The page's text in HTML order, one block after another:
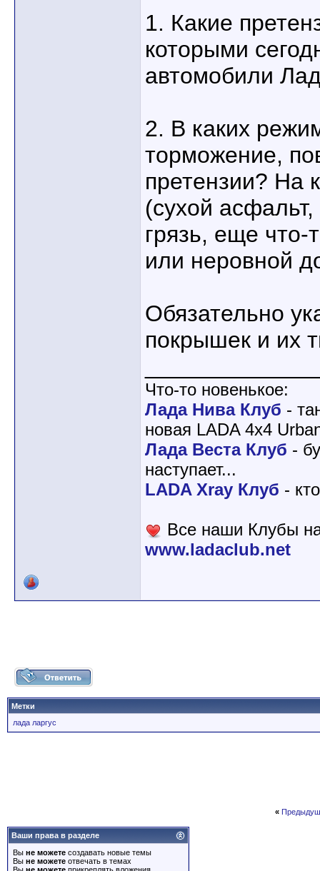
1. Какие
которыми
автомобили
2. В каких
торможение,
претензии? На
(сухой
грязь, еще что-
или неровной
Обязательно
покрышек и их
Что-то новенькое:
Лада Нива Клуб -
новая LADA 4x4
Лада Веста Клуб -
наступает...
LADA Xray Клуб -
Все наши Клубы
www.ladaclub.net
Метки
лада ларгус
«
Ваши права в разделе
Вы не можете создавать новые темы
Вы не можете отвечать в темах